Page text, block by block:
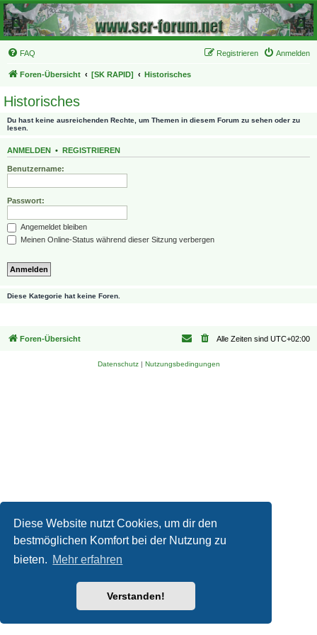
Diese Website nutzt Cookies, um dir den
bestmöglichen Komfort bei der Nutzung zu
bieten. Mehr erfahren
Verstanden!
FAQ Anmelden
Registrieren
Foren-Übersicht [SK RAPID] Historisches
Historisches
Du hast keine ausreichenden Rechte, um Themen in diesem Forum zu sehen oder zu
lesen.
ANMELDEN • REGISTRIEREN
Benutzername:
Passwort:
Angemeldet bleiben
Meinen Online-Status während dieser Sitzung verbergen
Diese Kategorie hat keine Foren.
Foren-Übersicht Alle Zeiten sind UTC+02:00
Datenschutz| Nutzungsbedingungen